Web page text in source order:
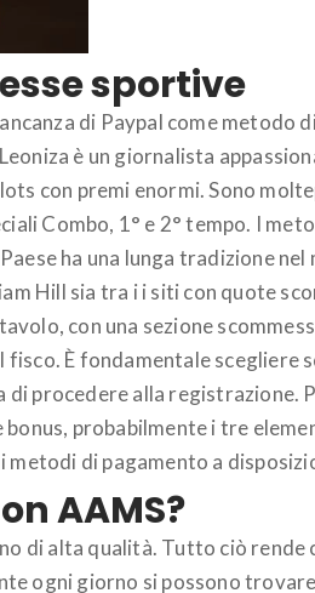
sportive
di Paypal come metodo
è un giornalista
con premi enormi. Sono
Combo, 1° e 2° tempo. I
ha una lunga tradizione
Hill sia tra i i siti con quote
con una sezione
È fondamentale scegliere
procedere alla registrazione.
probabilmente i tre
di pagamento a
AAMS?
di alta qualità. Tutto ciò
ogni giorno si possono